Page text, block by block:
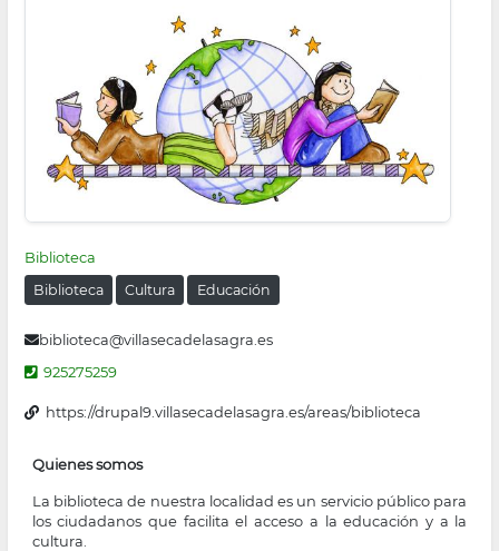
navegación
Biblioteca
Biblioteca Cultura Educación
biblioteca@villasecadelasagra.es
925275259
https://drupal9.villasecadelasagra.es/areas/biblioteca
Quienes somos
La biblioteca de nuestra localidad es un servicio público para
los ciudadanos que facilita el acceso a la educación y a la
cultura.